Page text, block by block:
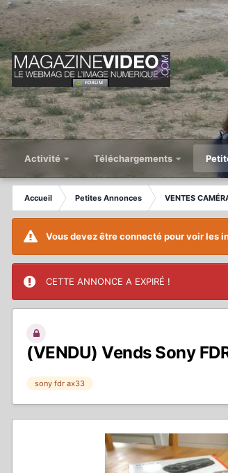
Activité Téléchargements
Accueil Petites Annonces VENTES
Vous devez être connecté pour voir les
CETTE ANNONCE A EXPIRÉ !
(VENDU) Vends Sony
sony fdr ax33